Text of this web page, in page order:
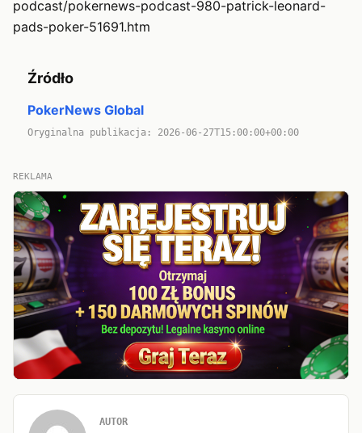
podcast/pokernews-podcast-980-patrick-leonard-
pads-poker-51691.htm
Źródło
PokerNews Global
Oryginalna publikacja: 2026-06-27T15:00:00+00:00
REKLAMA
AUTOR